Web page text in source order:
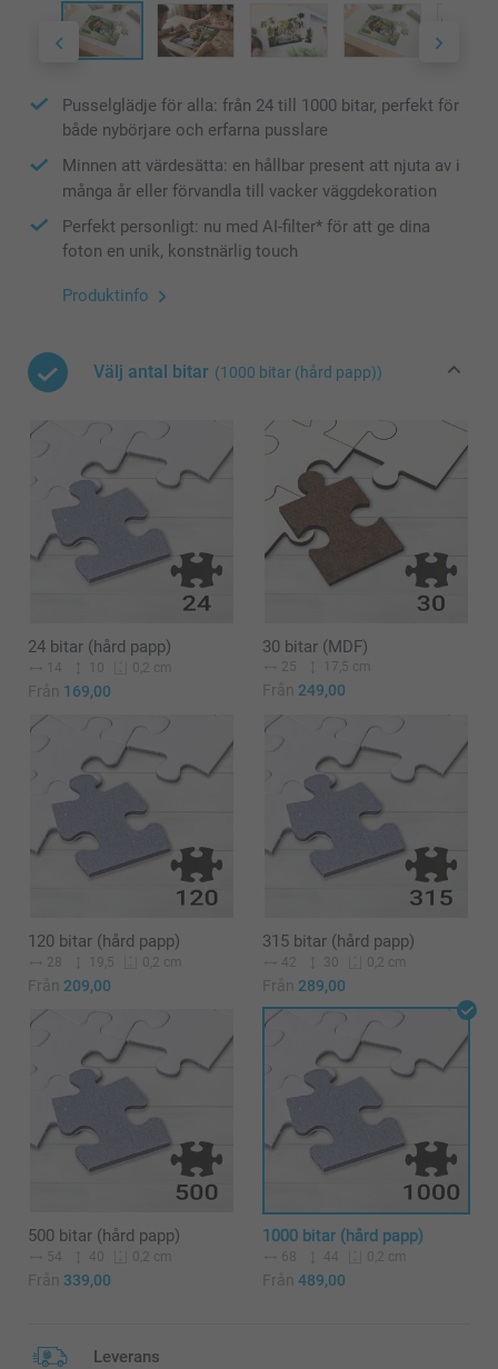
Pusselglädje för alla: från 24 till 1000 bitar, perfekt för
både nybörjare och erfarna pusslare
Minnen att värdesätta: en hållbar present att njuta av i
många år eller förvandla till vacker väggdekoration
Perfekt personligt: nu med AI-filter* för att ge dina
foton en unik, konstnärlig touch
Produktinfo
Välj antal bitar (1000 bitar (hård papp))
24 bitar (hård papp)
14 10 0,2 cm
Från 169,00
30 bitar (MDF)
25 17,5 cm
Från 249,00
120 bitar (hård papp)
28 19,5 0,2 cm
Från 209,00
315 bitar (hård papp)
42 30 0,2 cm
Från 289,00
500 bitar (hård papp)
54 40 0,2 cm
Från 339,00
1000 bitar (hård papp)
68 44 0,2 cm
Från 489,00
Leverans